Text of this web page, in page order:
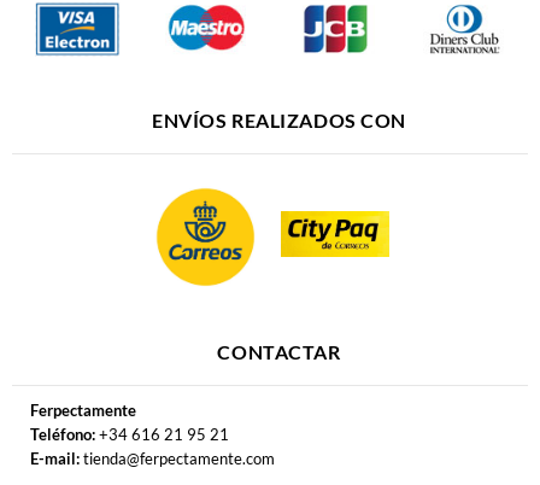
ENVÍOS REALIZADOS CON
CONTACTAR
Ferpectamente
Teléfono:+34 616 21 95 21
E-mail:tienda@ferpectamente.com